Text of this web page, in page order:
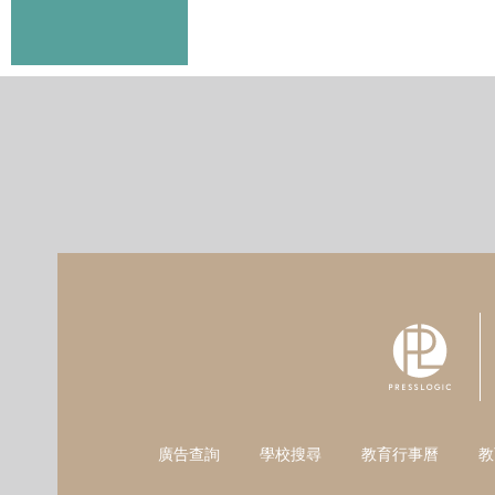
廣告查詢 學校搜尋 教育行事曆